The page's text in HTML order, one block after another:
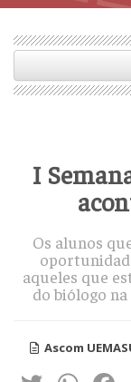
I
Os alunos
aqueles que
do biólogo
Ascom